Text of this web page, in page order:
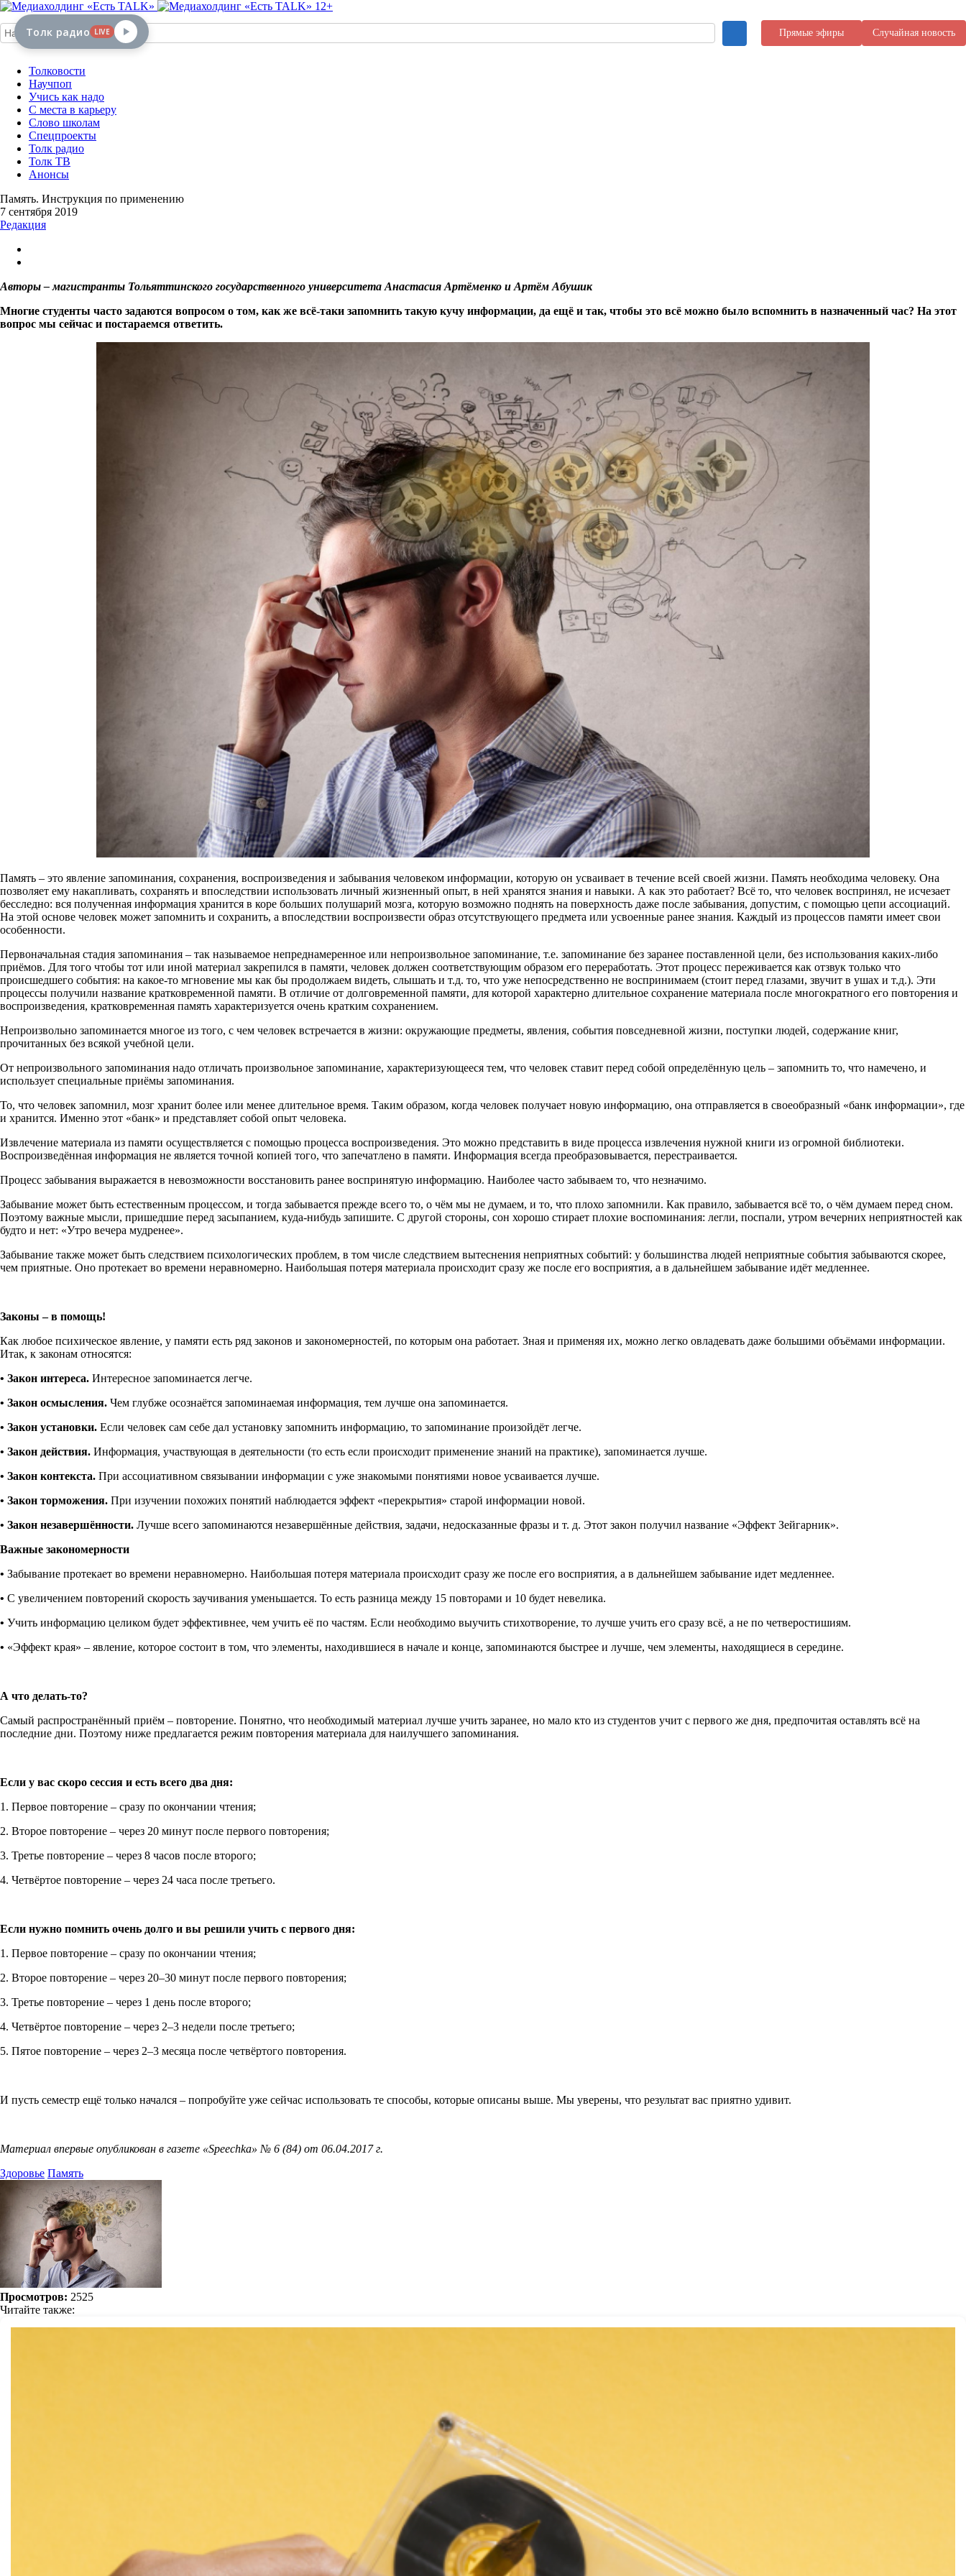
12+
Прямые эфиры Случайная новость
Толковости
Научпоп
Учись как надо
С места в карьеру
Слово школам
Спецпроекты
Толк радио
Толк ТВ
Анонсы
Память. Инструкция по применению
7 сентября 2019
Редакция
Авторы – магистранты Тольяттинского государственного университета Анастасия Артёменко и Артём Абушик
Многие студенты часто задаются вопросом о том, как же всё-таки запомнить такую кучу информации, да ещё и так, чтобы это всё можно было вспомнить в назначенный час? На этот
вопрос мы сейчас и постараемся ответить.
Память – это явление запоминания, сохранения, воспроизведения и забывания человеком информации, которую он усваивает в течение всей своей жизни. Память необходима человеку. Она
позволяет ему накапливать, сохранять и впоследствии использовать личный жизненный опыт, в ней хранятся знания и навыки. А как это работает? Всё то, что человек воспринял, не исчезает
бесследно: вся полученная информация хранится в коре больших полушарий мозга, которую возможно поднять на поверхность даже после забывания, допустим, с помощью цепи ассоциаций.
На этой основе человек может запомнить и сохранить, а впоследствии воспроизвести образ отсутствующего предмета или усвоенные ранее знания. Каждый из процессов памяти имеет свои
особенности.
Первоначальная стадия запоминания – так называемое непреднамеренное или непроизвольное запоминание, т.е. запоминание без заранее поставленной цели, без использования каких-либо
приёмов. Для того чтобы тот или иной материал закрепился в памяти, человек должен соответствующим образом его переработать. Этот процесс переживается как отзвук только что
происшедшего события: на какое-то мгновение мы как бы продолжаем видеть, слышать и т.д. то, что уже непосредственно не воспринимаем (стоит перед глазами, звучит в ушах и т.д.). Эти
процессы получили название кратковременной памяти. В отличие от долговременной памяти, для которой характерно длительное сохранение материала после многократного его повторения и
воспроизведения, кратковременная память характеризуется очень кратким сохранением.
Непроизвольно запоминается многое из того, с чем человек встречается в жизни: окружающие предметы, явления, события повседневной жизни, поступки людей, содержание книг,
прочитанных без всякой учебной цели.
От непроизвольного запоминания надо отличать произвольное запоминание, характеризующееся тем, что человек ставит перед собой определённую цель – запомнить то, что намечено, и
использует специальные приёмы запоминания.
То, что человек запомнил, мозг хранит более или менее длительное время. Таким образом, когда человек получает новую информацию, она отправляется в своеобразный «банк информации», где
и хранится. Именно этот «банк» и представляет собой опыт человека.
Извлечение материала из памяти осуществляется с помощью процесса воспроизведения. Это можно представить в виде процесса извлечения нужной книги из огромной библиотеки.
Воспроизведённая информация не является точной копией того, что запечатлено в памяти. Информация всегда преобразовывается, перестраивается.
Процесс забывания выражается в невозможности восстановить ранее воспринятую информацию. Наиболее часто забываем то, что незначимо.
Забывание может быть естественным процессом, и тогда забывается прежде всего то, о чём мы не думаем, и то, что плохо запомнили. Как правило, забывается всё то, о чём думаем перед сном.
Поэтому важные мысли, пришедшие перед засыпанием, куда-нибудь запишите. С другой стороны, сон хорошо стирает плохие воспоминания: легли, поспали, утром вечерних неприятностей как
будто и нет: «Утро вечера мудренее».
Забывание также может быть следствием психологических проблем, в том числе следствием вытеснения неприятных событий: у большинства людей неприятные события забываются скорее,
чем приятные. Оно протекает во времени неравномерно. Наибольшая потеря материала происходит сразу же после его восприятия, а в дальнейшем забывание идёт медленнее.
Законы – в помощь!
Как любое психическое явление, у памяти есть ряд законов и закономерностей, по которым она работает. Зная и применяя их, можно легко овладевать даже большими объёмами информации.
Итак, к законам относятся:
• Закон интереса. Интересное запоминается легче.
• Закон осмысления. Чем глубже осознаётся запоминаемая информация, тем лучше она запоминается.
• Закон установки. Если человек сам себе дал установку запомнить информацию, то запоминание произойдёт легче.
• Закон действия. Информация, участвующая в деятельности (то есть если происходит применение знаний на практике), запоминается лучше.
• Закон контекста. При ассоциативном связывании информации с уже знакомыми понятиями новое усваивается лучше.
• Закон торможения. При изучении похожих понятий наблюдается эффект «перекрытия» старой информации новой.
• Закон незавершённости. Лучше всего запоминаются незавершённые действия, задачи, недосказанные фразы и т. д. Этот закон получил название «Эффект Зейгарник».
Важные закономерности
• Забывание протекает во времени неравномерно. Наибольшая потеря материала происходит сразу же после его восприятия, а в дальнейшем забывание идет медленнее.
• С увеличением повторений скорость заучивания уменьшается. То есть разница между 15 повторами и 10 будет невелика.
• Учить информацию целиком будет эффективнее, чем учить её по частям. Если необходимо выучить стихотворение, то лучше учить его сразу всё, а не по четверостишиям.
• «Эффект края» – явление, которое состоит в том, что элементы, находившиеся в начале и конце, запоминаются быстрее и лучше, чем элементы, находящиеся в середине.
А что делать-то?
Самый распространённый приём – повторение. Понятно, что необходимый материал лучше учить заранее, но мало кто из студентов учит с первого же дня, предпочитая оставлять всё на
последние дни. Поэтому ниже предлагается режим повторения материала для наилучшего запоминания.
Если у вас скоро сессия и есть всего два дня:
1. Первое повторение – сразу по окончании чтения;
2. Второе повторение – через 20 минут после первого повторения;
3. Третье повторение – через 8 часов после второго;
4. Четвёртое повторение – через 24 часа после третьего.
Если нужно помнить очень долго и вы решили учить с первого дня:
1. Первое повторение – сразу по окончании чтения;
2. Второе повторение – через 20–30 минут после первого повторения;
3. Третье повторение – через 1 день после второго;
4. Четвёртое повторение – через 2–3 недели после третьего;
5. Пятое повторение – через 2–3 месяца после четвёртого повторения.
И пусть семестр ещё только начался – попробуйте уже сейчас использовать те способы, которые описаны выше. Мы уверены, что результат вас приятно удивит.
Материал впервые опубликован в газете «Speechka» № 6 (84) от 06.04.2017 г.
Здоровье Память
Просмотров: 2525
Читайте также:
Толк радио LIVE